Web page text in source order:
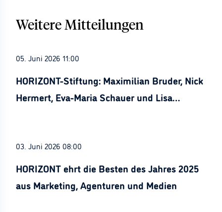
Weitere Mitteilungen
05. Juni 2026 11:00
HORIZONT-Stiftung: Maximilian Bruder, Nick
Hermert, Eva-Maria Schauer und Lisa
03. Juni 2026 08:00
HORIZONT ehrt die Besten des Jahres 2025
aus Marketing, Agenturen und Medien